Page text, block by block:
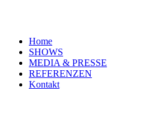
Home
SHOWS
MEDIA & PRESSE
REFERENZEN
Kontakt